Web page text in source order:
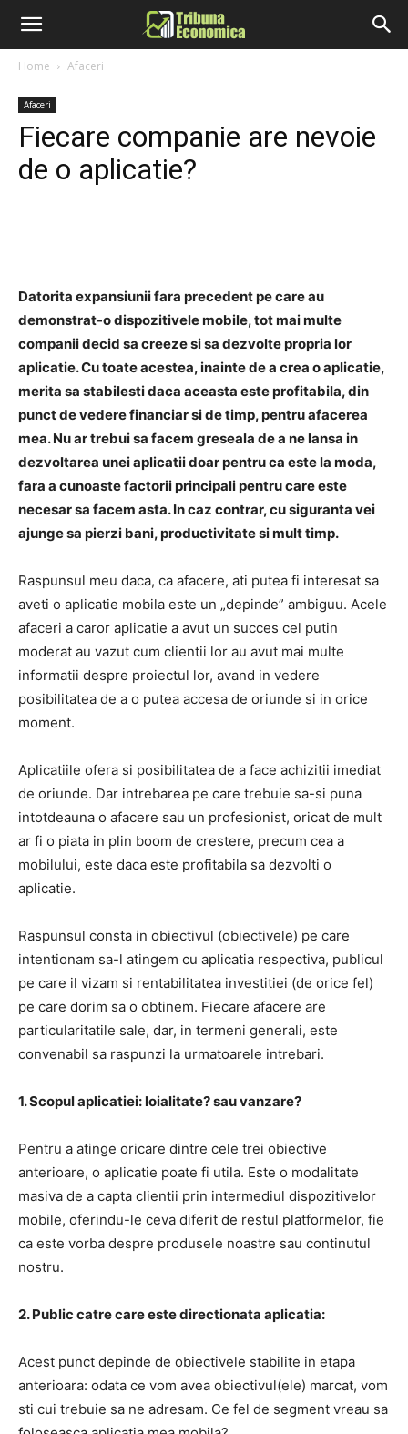
Home Afaceri
Afaceri
Fiecare companie are nevoie
de o aplicatie?
Datorita expansiunii fara precedent pe care au
demonstrat-o dispozitivele mobile, tot mai multe
companii decid sa creeze si sa dezvolte propria lor
aplicatie. Cu toate acestea, inainte de a crea o aplicatie,
merita sa stabilesti daca aceasta este profitabila, din
punct de vedere financiar si de timp, pentru afacerea
mea. Nu ar trebui sa facem greseala de a ne lansa in
dezvoltarea unei aplicatii doar pentru ca este la moda,
fara a cunoaste factorii principali pentru care este
necesar sa facem asta. In caz contrar, cu siguranta vei
ajunge sa pierzi bani, productivitate si mult timp.
Raspunsul meu daca, ca afacere, ati putea fi interesat sa
aveti o aplicatie mobila este un „depinde” ambiguu. Acele
afaceri a caror aplicatie a avut un succes cel putin
moderat au vazut cum clientii lor au avut mai multe
informatii despre proiectul lor, avand in vedere
posibilitatea de a o putea accesa de oriunde si in orice
moment.
Aplicatiile ofera si posibilitatea de a face achizitii imediat
de oriunde. Dar intrebarea pe care trebuie sa-si puna
intotdeauna o afacere sau un profesionist, oricat de mult
ar fi o piata in plin boom de crestere, precum cea a
mobilului, este daca este profitabila sa dezvolti o
aplicatie.
Raspunsul consta in obiectivul (obiectivele) pe care
intentionam sa-l atingem cu aplicatia respectiva, publicul
pe care il vizam si rentabilitatea investitiei (de orice fel)
pe care dorim sa o obtinem. Fiecare afacere are
particularitatile sale, dar, in termeni generali, este
convenabil sa raspunzi la urmatoarele intrebari.
1. Scopul aplicatiei: loialitate? sau vanzare?
Pentru a atinge oricare dintre cele trei obiective
anterioare, o aplicatie poate fi utila. Este o modalitate
masiva de a capta clientii prin intermediul dispozitivelor
mobile, oferindu-le ceva diferit de restul platformelor, fie
ca este vorba despre produsele noastre sau continutul
nostru.
2. Public catre care este directionata aplicatia:
Acest punct depinde de obiectivele stabilite in etapa
anterioara: odata ce vom avea obiectivul(ele) marcat, vom
sti cui trebuie sa ne adresam. Ce fel de segment vreau sa